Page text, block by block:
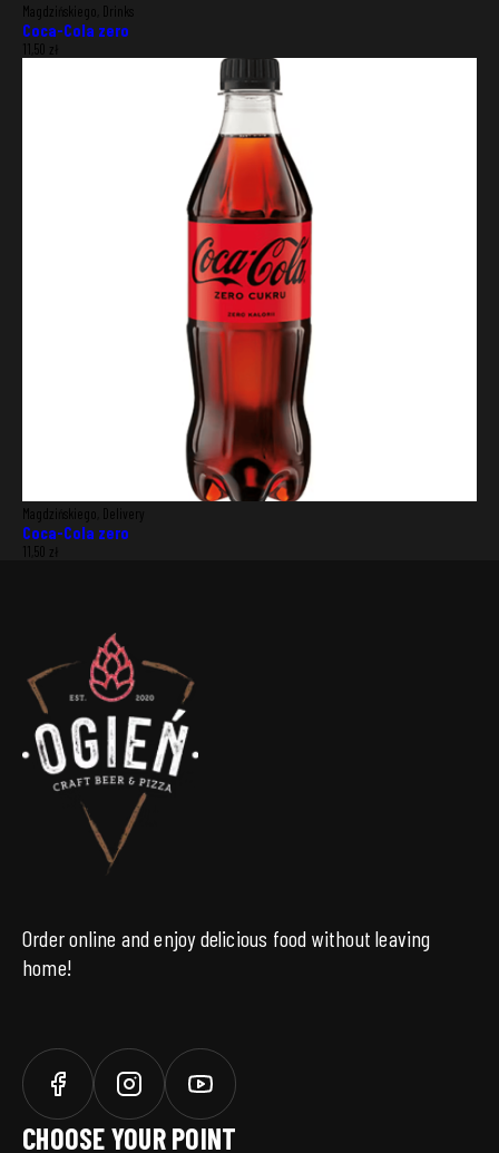
Magdzińskiego, Drinks
Coca-Cola zero
11,50 zł
Magdzińskiego, Delivery
Coca-Cola zero
11,50 zł
Order online and enjoy delicious food without leaving
home!
CHOOSE YOUR POINT